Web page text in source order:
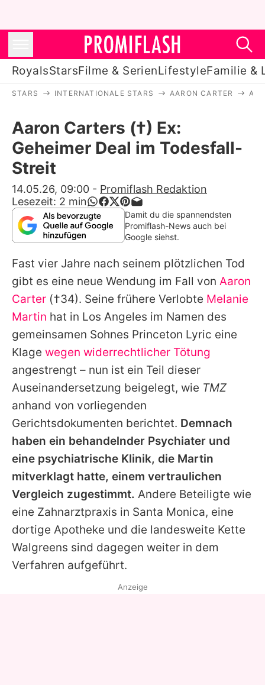
RoyalsStarsFilme & SerienLifestyleFamilie &
Stars
Filme & Serien
Lifestyle
Familie & Liebe
Promiflash Exklusiv
Alle Themen auf Promiflash
Jobs
App runterladen
Team
Redaktionelle Richtlinien
Impressum
Datenschutzerklärung
Nutzungsbedingungen
Utiq verwalten
STARS INTERNATIONALE STARS AARON CARTER
Aaron Carters (†) Ex:
Geheimer Deal im Todesfall-
Streit
14.05.26, 09:00 - Promiflash Redaktion
Lesezeit: 2 min
Damit du die spannendsten
Promiflash-News auch bei
Google siehst.
Fast vier Jahre nach seinem plötzlichen Tod
gibt es eine neue Wendung im Fall von Aaron
Carter (†34). Seine frühere Verlobte Melanie
Martin hat in Los Angeles im Namen des
gemeinsamen Sohnes Princeton Lyric eine
Klage wegen widerrechtlicher Tötung
angestrengt – nun ist ein Teil dieser
Auseinandersetzung beigelegt, wie TMZ
anhand von vorliegenden
Gerichtsdokumenten berichtet. Demnach
haben ein behandelnder Psychiater und
eine psychiatrische Klinik, die Martin
mitverklagt hatte, einem vertraulichen
Vergleich zugestimmt. Andere Beteiligte wie
eine Zahnarztpraxis in Santa Monica, eine
dortige Apotheke und die landesweite Kette
Walgreens sind dagegen weiter in dem
Verfahren aufgeführt.
Anzeige